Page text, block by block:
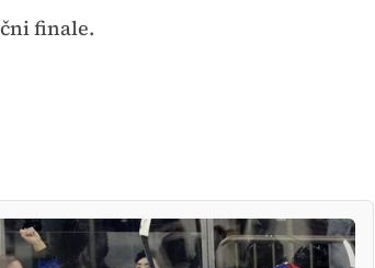
finale.